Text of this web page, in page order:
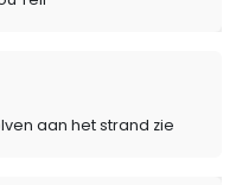
aan het strand zie